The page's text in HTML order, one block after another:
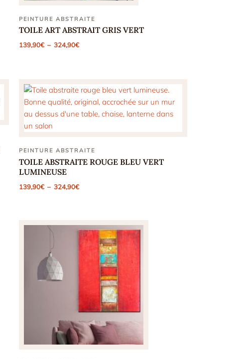
PEINTURE ABSTRAITE
TOILE ART ABSTRAIT GRIS VERT
139,90€ – 324,90€Plage
PEINTURE ABSTRAITE
TOILE ABSTRAITE ROUGE BLEU VERT
LUMINEUSE
139,90€ – 324,90€Plage
324,90€